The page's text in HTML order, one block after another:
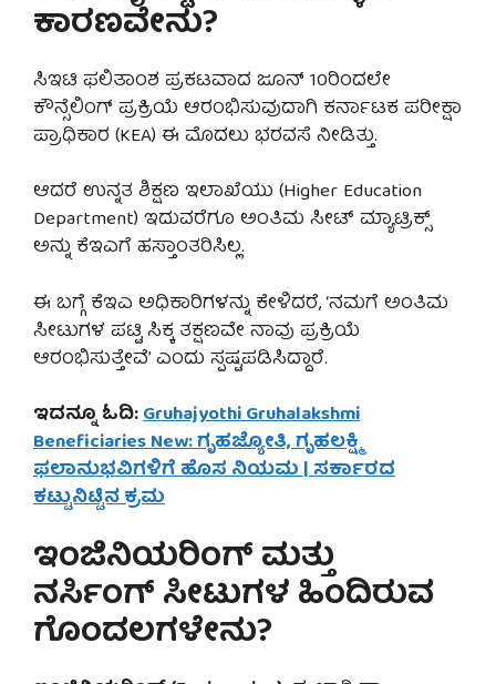
ಕಾರಣವೇನು?
ಸಿಇಟಿ ಫಲಿತಾಂಶ ಪ್ರಕಟವಾದ ಜೂನ್ 10ರಿಂದಲೇ
ಕೌನ್ಸೆಲಿಂಗ್ ಪ್ರಕ್ರಿಯೆ ಆರಂಭಿಸುವುದಾಗಿ ಕರ್ನಾಟಕ ಪರೀಕ್ಷಾ
ಪ್ರಾಧಿಕಾರ (KEA) ಈ ಮೊದಲು ಭರವಸೆ ನೀಡಿತ್ತು.
ಆದರೆ ಉನ್ನತ ಶಿಕ್ಷಣ ಇಲಾಖೆಯು (Higher Education
Department) ಇದುವರೆಗೂ ಅಂತಿಮ ಸೀಟ್ ಮ್ಯಾಟ್ರಿಕ್ಸ್
ಅನ್ನು ಕೆಇಎಗೆ ಹಸ್ತಾಂತರಿಸಿಲ್ಲ.
ಈ ಬಗ್ಗೆ ಕೆಇಎ ಅಧಿಕಾರಿಗಳನ್ನು ಕೇಳಿದರೆ, ‘ನಮಗೆ ಅಂತಿಮ
ಸೀಟುಗಳ ಪಟ್ಟಿ ಸಿಕ್ಕ ತಕ್ಷಣವೇ ನಾವು ಪ್ರಕ್ರಿಯೆ
ಆರಂಭಿಸುತ್ತೇವೆ’ ಎಂದು ಸ್ಪಷ್ಟಪಡಿಸಿದ್ದಾರೆ.
ಇದನ್ನೂ ಓದಿ:Gruhajyothi Gruhalakshmi
Beneficiaries New: ಗೃಹಜ್ಯೋತಿ, ಗೃಹಲಕ್ಷ್ಮಿ
ಫಲಾನುಭವಿಗಳಿಗೆ ಹೊಸ ನಿಯಮ | ಸರ್ಕಾರದ
ಕಟ್ಟುನಿಟ್ಟಿನ ಕ್ರಮ
ಇಂಜಿನಿಯರಿಂಗ್ ಮತ್ತು
ನರ್ಸಿಂಗ್ ಸೀಟುಗಳ ಹಿಂದಿರುವ
ಗೊಂದಲಗಳೇನು?